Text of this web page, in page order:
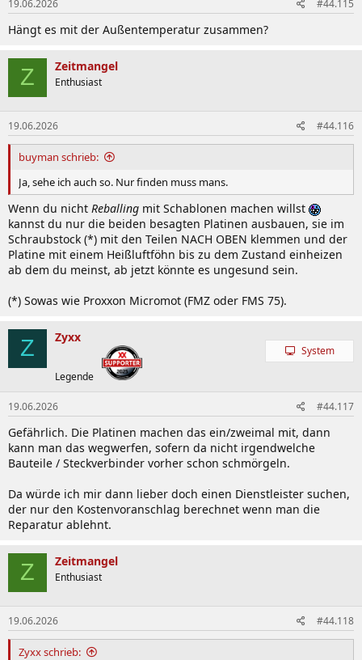
19.06.2026 #44.115
Hängt es mit der Außentemperatur zusammen?
Z Zeitmangel
Enthusiast
19.06.2026 #44.116
buyman schrieb:
Ja, sehe ich auch so. Nur finden muss mans.
Wenn du nicht Reballing mit Schablonen machen willst
kannst du nur die beiden besagten Platinen ausbauen, sie im
Schraubstock (*) mit den Teilen NACH OBEN klemmen und der
Platine mit einem Heißluftföhn bis zu dem Zustand einheizen
ab dem du meinst, ab jetzt könnte es ungesund sein.
(*) Sowas wie Proxxon Micromot (FMZ oder FMS 75).
Z Zyxx
Legende
System
19.06.2026 #44.117
Gefährlich. Die Platinen machen das ein/zweimal mit, dann
kann man das wegwerfen, sofern da nicht irgendwelche
Bauteile / Steckverbinder vorher schon schmörgeln.
Da würde ich mir dann lieber doch einen Dienstleister suchen,
der nur den Kostenvoranschlag berechnet wenn man die
Reparatur ablehnt.
Z Zeitmangel
Enthusiast
19.06.2026 #44.118
Zyxx schrieb: